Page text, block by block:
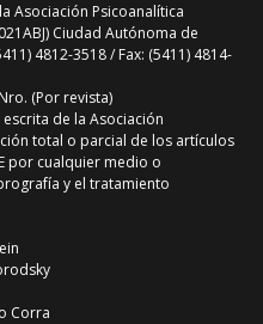
Asociación Psicoanalítica
Ciudad Autónoma de
4812-3518 / Fax: (5411) 4814-
(Por revista)
de la Asociación
total o parcial de los artículos
por cualquier medio o
y el tratamiento
Corra